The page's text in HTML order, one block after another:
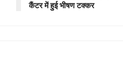
कैंटर में हुई भीषण टक्कर